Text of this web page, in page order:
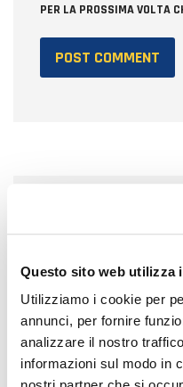
Questo sito web utilizza
Utilizziamo i cookie per
annunci, per fornire
analizzare il nostro
informazioni sul modo in
PER LA PROSSIMA VOLTA
ULTIME NEWS